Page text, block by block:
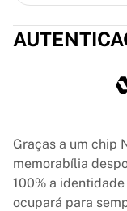
Graças a um chip
memorabília
100% a
ocupará para